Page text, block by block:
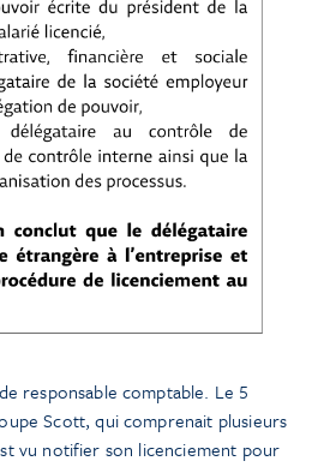
responsable comptable. Le 5
Scott, qui comprenait plusieurs
vu notifier son licenciement pour